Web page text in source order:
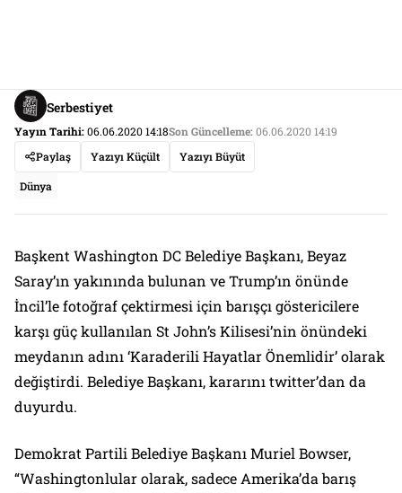
Serbestiyet
Yayın Tarihi:06.06.2020 14:18Son Güncelleme:06.06.2020 14:19
Paylaş
Yazıyı Küçült Yazıyı Büyüt
Dünya
Başkent Washington DC Belediye Başkanı, Beyaz
Saray’ın yakınında bulunan ve Trump’ın önünde
İncil’le fotoğraf çektirmesi için barışçı göstericilere
karşı güç kullanılan St John’s Kilisesi’nin önündeki
meydanın adını ‘Karaderili Hayatlar Önemlidir’ olarak
değiştirdi. Belediye Başkanı, kararını twitter’dan da
duyurdu.
Demokrat Partili Belediye Başkanı Muriel Bowser,
“Washingtonlular olarak, sadece Amerika’da barış